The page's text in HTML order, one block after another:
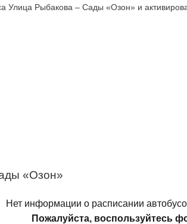
Улица Рыбакова – Сады «Озон» и
«Озон»
Нет информации о расписании
Пожалуйста, воспользуйтесь